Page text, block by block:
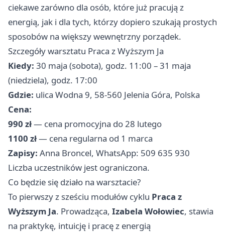
ciekawe zarówno dla osób, które już pracują z
energią, jak i dla tych, którzy dopiero szukają prostych
sposobów na większy wewnętrzny porządek.
Szczegóły warsztatu Praca z Wyższym Ja
Kiedy: 30 maja (sobota), godz. 11:00 – 31 maja
(niedziela), godz. 17:00
Gdzie: ulica Wodna 9, 58-560 Jelenia Góra, Polska
Cena:
990 zł— cena promocyjna do 28 lutego
1100 zł— cena regularna od 1 marca
Zapisy: Anna Broncel, WhatsApp: 509 635 930
Liczba uczestników jest ograniczona.
Co będzie się działo na warsztacie?
To pierwszy z sześciu modułów cyklu Praca z
Wyższym Ja. Prowadząca, Izabela Wołowiec, stawia
na praktykę, intuicję i pracę z energią